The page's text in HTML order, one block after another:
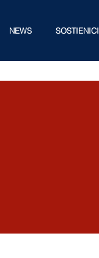
NEWS SOSTIENICI